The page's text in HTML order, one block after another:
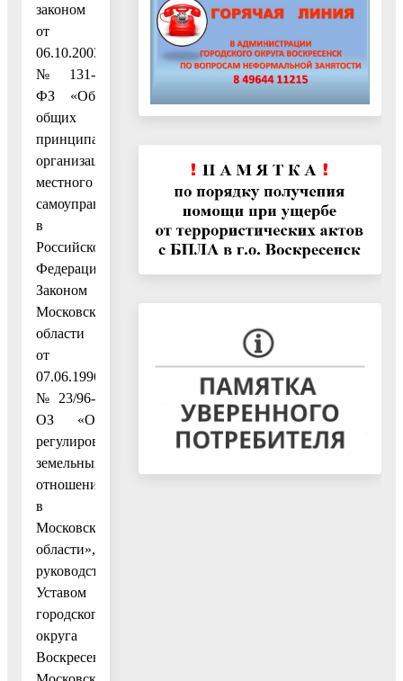
законом
от
06.10.2003
№ 131-
ФЗ «Об
общих
принципах
организации
местного
самоуправления
в
Российской
Федерации»,
Законом
Московской
области
от
07.06.1996
№ 23/96-
ОЗ «О
регулировании
земельных
отношений
в
Московской
области»,
руководствуясь
Уставом
городского
округа
Воскресенск